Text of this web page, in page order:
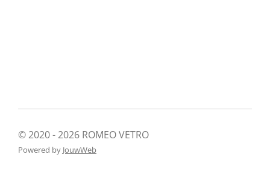
© 2020 - 2026 ROMEO VETRO
Powered by JouwWeb